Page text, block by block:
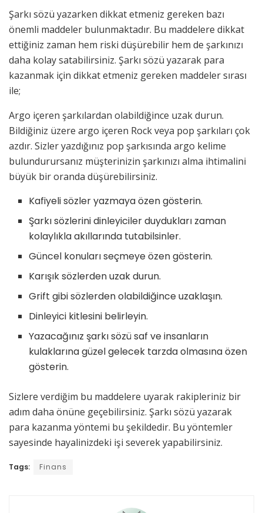
Şarkı sözü yazarken dikkat etmeniz gereken bazı
önemli maddeler bulunmaktadır. Bu maddelere dikkat
ettiğiniz zaman hem riski düşürebilir hem de şarkınızı
daha kolay satabilirsiniz. Şarkı sözü yazarak para
kazanmak için dikkat etmeniz gereken maddeler sırası
ile;
Argo içeren şarkılardan olabildiğince uzak durun.
Bildiğiniz üzere argo içeren Rock veya pop şarkıları çok
azdır. Sizler yazdığınız pop şarkısında argo kelime
bulundurursanız müşterinizin şarkınızı alma ihtimalini
büyük bir oranda düşürebilirsiniz.
Kafiyeli sözler yazmaya özen gösterin.
Şarkı sözlerini dinleyiciler duydukları zaman
kolaylıkla akıllarında tutabilsinler.
Güncel konuları seçmeye özen gösterin.
Karışık sözlerden uzak durun.
Grift gibi sözlerden olabildiğince uzaklaşın.
Dinleyici kitlesini belirleyin.
Yazacağınız şarkı sözü saf ve insanların
kulaklarına güzel gelecek tarzda olmasına özen
gösterin.
Sizlere verdiğim bu maddelere uyarak rakipleriniz bir
adım daha önüne geçebilirsiniz. Şarkı sözü yazarak
para kazanma yöntemi bu şekildedir. Bu yöntemler
sayesinde hayalinizdeki işi severek yapabilirsiniz.
Tags: Finans